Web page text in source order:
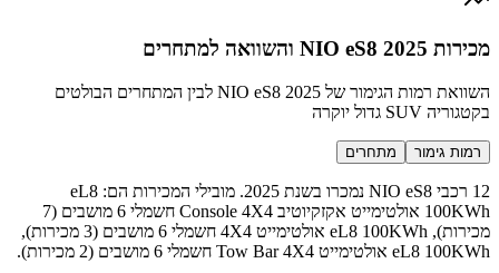
מכירות NIO eS8 2025 והשוואה למתחרים
השוואת רמות הגימור של NIO eS8 2025 לבין המתחרים הבולטים
בקטגוריה SUV גדול יוקרה
רמות גימור מתחרים
12 רכבי NIO eS8 נמכרו בשנת 2025. מובילי המכירות הם: eL8
100KWh אולטימייט אקזקיוטיב Console 4X4 חשמלי 6 מושבים (7
מכירות), eL8 100KWh אולטימייט 4X4 חשמלי 6 מושבים (3 מכירות),
eL8 100KWh אולטימייט Tow Bar 4X4 חשמלי 6 מושבים (2 מכירות).